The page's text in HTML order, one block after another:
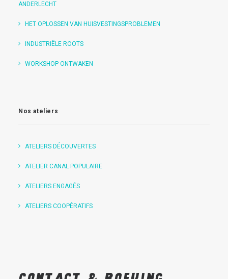
ANDERLECHT
HET OPLOSSEN VAN HUISVESTINGSPROBLEMEN
INDUSTRIËLE ROOTS
WORKSHOP ONTWAKEN
Nos ateliers
ATELIERS DÉCOUVERTES
ATELIER CANAL POPULAIRE
ATELIERS ENGAGÉS
ATELIERS COOPÉRATIFS